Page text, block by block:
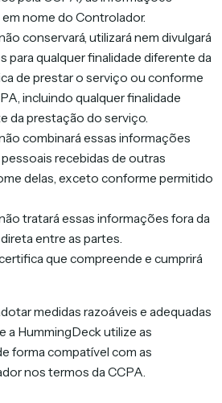
nome do Controlador.
conservará, utilizará nem divulgará
para qualquer finalidade diferente da
de prestar o serviço ou conforme
incluindo qualquer finalidade
da prestação do serviço.
combinará essas informações
recebidas de outras
delas, exceto conforme permitido
tratará essas informações fora da
entre as partes.
que compreende e cumprirá
medidas razoáveis e adequadas
a HummingDeck utilize as
forma compatível com as
nos termos da CCPA.